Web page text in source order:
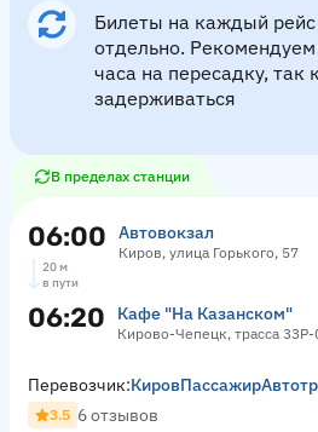
Билеты на каждый
отдельно.
часа на пересадку, так
задерживаться
В пределах станции
06:00 Автовокзал
Киров, улица Горького, 57
20 м
в пути
06:20 Кафе "На Казанском"
Кирово-Чепецк, трасса 33Р-
Перевозчик:
3.5 6 отзывов